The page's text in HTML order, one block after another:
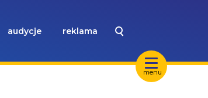
menu
audycje reklama